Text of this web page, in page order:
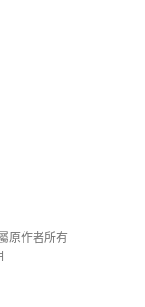
原作者所有